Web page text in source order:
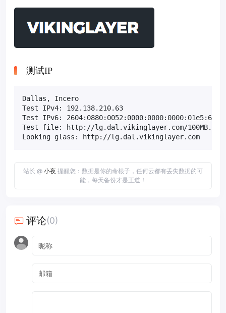
测试IP
Dallas, Incero
Test IPv4: 192.138.210.63
Test IPv6: 2604:0880:0052:0000:0000:0000:01e5:657b
Test file: http://lg.dal.vikinglayer.com/
Looking glass: http://lg.dal.vikinglayer.com
站长 @ 小夜 提醒您：数据是你的命根子，任何云都有丢失数据的可
能，每天备份才是王道！
评论(0)